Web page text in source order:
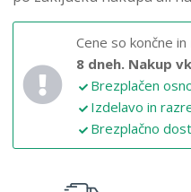
Cene so končne in
8 dneh. Nakup
Brezplačen
Izdelavo in
Brezplačno